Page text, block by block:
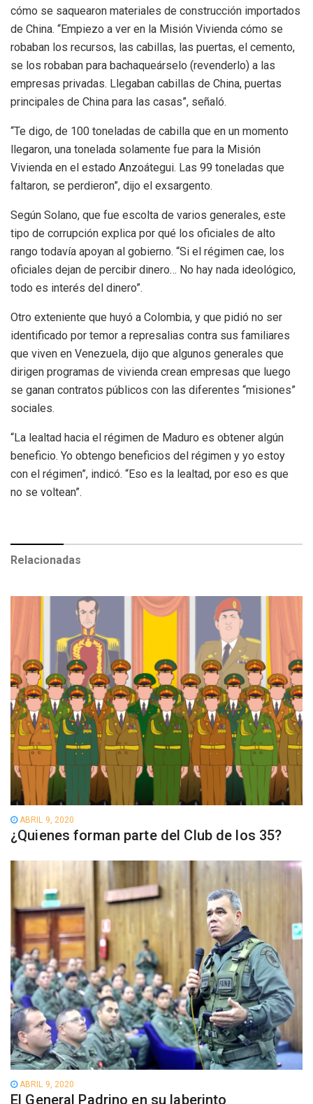
cómo se saquearon materiales de construcción importados
de China. “Empiezo a ver en la Misión Vivienda cómo se
robaban los recursos, las cabillas, las puertas, el cemento,
se los robaban para bachaqueárselo (revenderlo) a las
empresas privadas. Llegaban cabillas de China, puertas
principales de China para las casas”, señaló.
“Te digo, de 100 toneladas de cabilla que en un momento
llegaron, una tonelada solamente fue para la Misión
Vivienda en el estado Anzoátegui. Las 99 toneladas que
faltaron, se perdieron”, dijo el exsargento.
Según Solano, que fue escolta de varios generales, este
tipo de corrupción explica por qué los oficiales de alto
rango todavía apoyan al gobierno. “Si el régimen cae, los
oficiales dejan de percibir dinero… No hay nada ideológico,
todo es interés del dinero”.
Otro exteniente que huyó a Colombia, y que pidió no ser
identificado por temor a represalias contra sus familiares
que viven en Venezuela, dijo que algunos generales que
dirigen programas de vivienda crean empresas que luego
se ganan contratos públicos con las diferentes “misiones”
sociales.
“La lealtad hacia el régimen de Maduro es obtener algún
beneficio. Yo obtengo beneficios del régimen y yo estoy
con el régimen”, indicó. “Eso es la lealtad, por eso es que
no se voltean”.
Relacionadas
ABRIL 9, 2020
¿Quienes forman parte del Club de los 35?
ABRIL 9, 2020
El General Padrino en su laberinto